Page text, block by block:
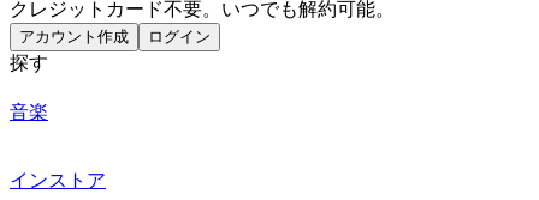
クレジットカード不要。いつでも解約可能。
アカウント作成 ログイン
探す
音楽
インストア